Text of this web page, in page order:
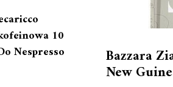
Bazzara
New
10
Nespresso